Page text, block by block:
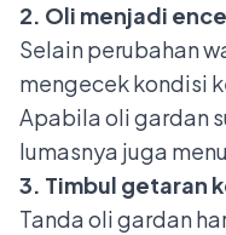
2. Oli menjadi
Selain perubahan
mengecek kondisi
Apabila oli gardan
lumasnya juga
3. Timbul getaran
Tanda oli gardan